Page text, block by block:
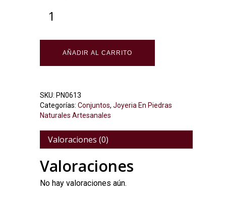
AÑADIR AL CARRITO
SKU: PN0613
Categorías: Conjuntos, Joyeria En Piedras
Naturales Artesanales
Valoraciones (0)
Valoraciones
No hay valoraciones aún.